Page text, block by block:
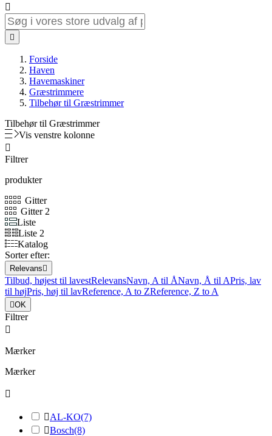


Forside
Haven
Havemaskiner
Græstrimmere
Tilbehør til Græstrimmer
Tilbehør til Græstrimmer
Vis venstre kolonne

Filtrer
produkter
Gitter
Gitter 2
Liste
Liste 2
Katalog
Sorter efter:
Relevans
Tilbud, højest til lavestRelevansNavn, A til ÅNavn, Å til APris, lav
til højPris, høj til lavReference, A to ZReference, Z to A
OK
Filtrer

Mærker
Mærker

AL-KO(7)
Bosch(8)